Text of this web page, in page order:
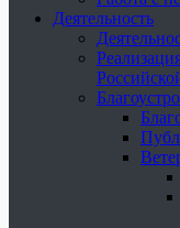
Деятельность